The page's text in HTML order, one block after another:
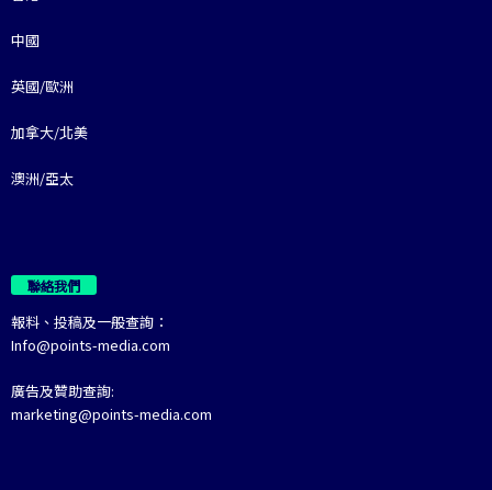
中國
英國/歐洲
加拿大/北美
澳洲/亞太
聯絡我們
報料、投稿及一般查詢：
Info@points-media.com
廣告及贊助查詢:
marketing@points-media.com